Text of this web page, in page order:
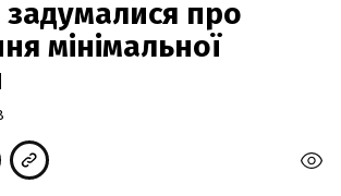
задумалися про
мінімальної